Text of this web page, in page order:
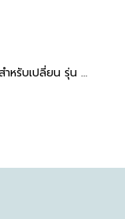
อะไหล่ keyboard สำหรับเปลี่ยน รุ่น EliteBook 840 G9 830 G9 845 G9 EliteBook 830 G9 G10 840 G9 G10 845 G9 1040 G9 G10 มีไฟ